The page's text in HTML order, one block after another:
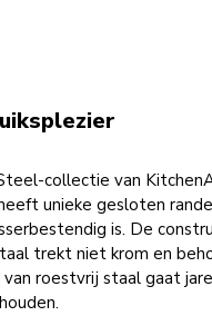
collectie van
unieke gesloten
is. De
trekt niet krom en
roestvrij staal gaat